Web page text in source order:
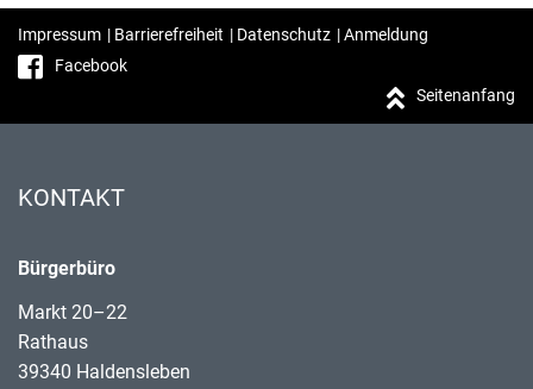
Impressum | Barrierefreiheit | Datenschutz |Anmeldung
Facebook
Seitenanfang
KONTAKT
Bürgerbüro
Markt 20–22
Rathaus
39340 Haldensleben